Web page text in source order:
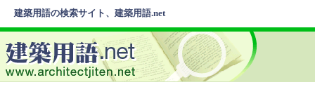
建築用語の検索サイト、建築用語.net